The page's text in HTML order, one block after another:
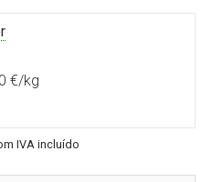
€/kg
IVA incluído